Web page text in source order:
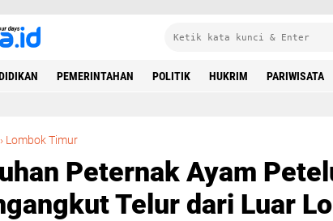
PEMERINTAHAN POLITIK HUKRIM PARIWISATA
› Lombok Timur
Peternak Ayam
Telur dari Luar